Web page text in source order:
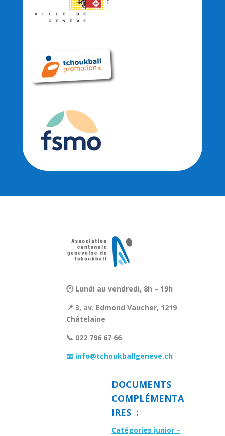
🕐 Lundi au vendredi, 8h – 19h
📍 3, av. Edmond Vaucher, 1219
Châtelaine
📞 022 796 67 66
📧 info@tchoukballgeneve.ch
DOCUMENTS
COMPLÉMENTA
IRES :
Catégories junior –